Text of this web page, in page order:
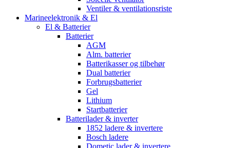
Ventiler & ventilationsriste
Marineelektronik & El
El & Batterier
Batterier
AGM
Alm. batterier
Batterikasser og tilbehør
Dual batterier
Forbrugsbatterier
Gel
Lithium
Startbatterier
Batterilader & inverter
1852 ladere & invertere
Bosch ladere